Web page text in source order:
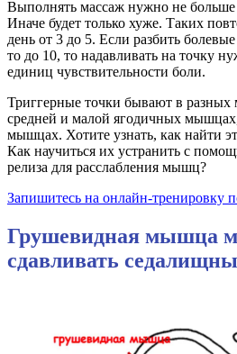
Выполнять массаж нужно не
Иначе будет только хуже. Таких
день от 3 до 5. Если разбить
то до 10, то надавливать на точку
единиц чувствительности боли.
Триггерные точки бывают в
средней и малой ягодичных
мышцах. Хотите узнать, как найти
Как научиться их устранить с
релиза для расслабления мышц?
Запишитесь на онлайн-тренировку
Грушевидная мышца
сдавливать